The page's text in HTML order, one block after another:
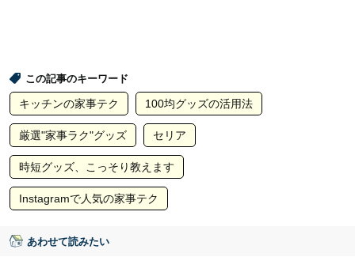
この記事のキーワード
キッチンの家事テク 100均グッズの活用法
厳選"家事ラク"グッズ セリア
時短グッズ、こっそり教えます
Instagramで人気の家事テク
あわせて読みたい